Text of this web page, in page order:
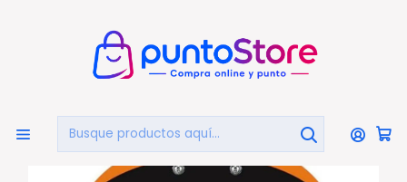
OTRAS CATEGORIAS Salud y Equipamiento Médico
Masajeadores
Electro Estimulador Para Glúteos Levanta Y Tonifica -